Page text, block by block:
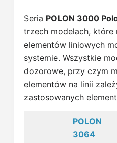
Seria POLON 3000
trzech modelach, które
elementów liniowych
systemie. Wszystkie
dozorowe, przy czym
elementów na linii
zastosowanych
POLON
3064